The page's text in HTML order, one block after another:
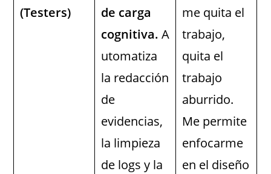
(Testers)
de carga
cognitiva. A
utomatiza
la redacción
de
evidencias,
la limpieza
de logs y la
me quita el
trabajo,
quita el
trabajo
aburrido.
Me permite
enfocarme
en el diseño